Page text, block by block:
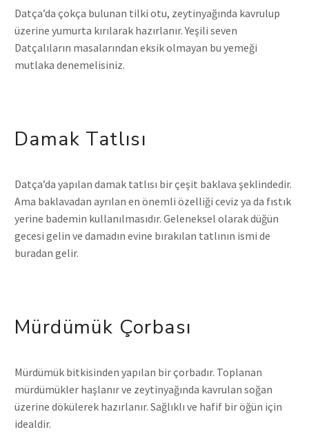
Datça’da çokça bulunan tilki otu, zeytinyağında kavrulup
üzerine yumurta kırılarak hazırlanır. Yeşili seven
Datçalıların masalarından eksik olmayan bu yemeği
mutlaka denemelisiniz.
Damak Tatlısı
Datça’da yapılan damak tatlısı bir çeşit baklava şeklindedir.
Ama baklavadan ayrılan en önemli özelliği ceviz ya da fıstık
yerine bademin kullanılmasıdır. Geleneksel olarak düğün
gecesi gelin ve damadın evine bırakılan tatlının ismi de
buradan gelir.
Mürdümük Çorbası
Mürdümük bitkisinden yapılan bir çorbadır. Toplanan
mürdümükler haşlanır ve zeytinyağında kavrulan soğan
üzerine dökülerek hazırlanır. Sağlıklı ve hafif bir öğün için
idealdir.